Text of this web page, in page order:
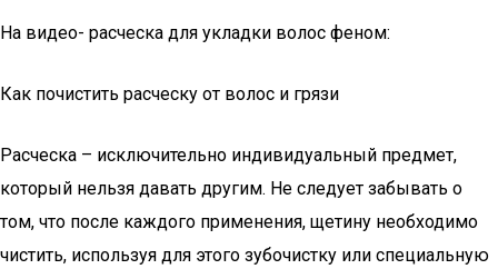
На видео- расческа для укладки волос феном:
Как почистить расческу от волос и грязи
Расческа – исключительно индивидуальный предмет,
который нельзя давать другим. Не следует забывать о
том, что после каждого применения, щетину необходимо
чистить, используя для этого зубочистку или специальную